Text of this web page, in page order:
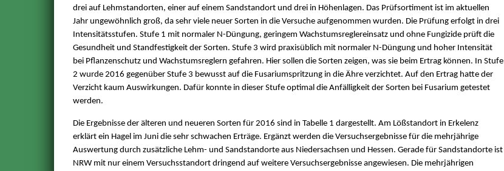
drei auf Lehmstandorten, einer auf einem Sandstandort und drei in Höhenlagen. Das Prüfsortiment ist im aktuellen
Jahr ungewöhnlich groß, da sehr viele neuer Sorten in die Versuche aufgenommen wurden. Die Prüfung erfolgt in drei
Intensitätsstufen. Stufe 1 mit normaler N-Düngung, geringem Wachstumsreglereinsatz und ohne Fungizide prüft die
Gesundheit und Standfestigkeit der Sorten. Stufe 3 wird praxisüblich mit normaler N-Düngung und hoher Intensität
bei Pflanzenschutz und Wachstumsreglern gefahren. Hier sollen die Sorten zeigen, was sie beim Ertrag können. In Stufe
2 wurde 2016 gegenüber Stufe 3 bewusst auf die Fusariumspritzung in die Ähre verzichtet. Auf den Ertrag hatte der
Verzicht kaum Auswirkungen. Dafür konnte in dieser Stufe optimal die Anfälligkeit der Sorten bei Fusarium getestet
werden.
Die Ergebnisse der älteren und neueren Sorten für 2016 sind in Tabelle 1 dargestellt. Am Lößstandort in Erkelenz
erklärt ein Hagel im Juni die sehr schwachen Erträge. Ergänzt werden die Versuchsergebnisse für die mehrjährige
Auswertung durch zusätzliche Lehm- und Sandstandorte aus Niedersachsen und Hessen. Gerade für Sandstandorte ist
NRW mit nur einem Versuchsstandort dringend auf weitere Versuchsergebnisse angewiesen. Die mehrjährigen